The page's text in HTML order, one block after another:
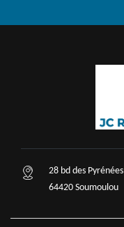
28 bd des Pyrénées
64420 Soumoulou